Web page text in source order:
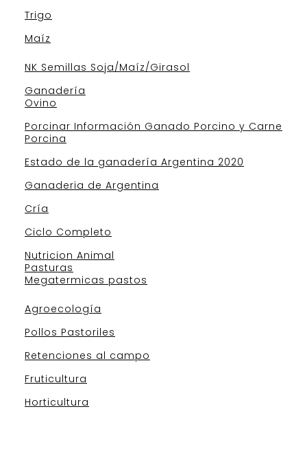
Trigo
Maíz
NK Semillas Soja/Maíz/Girasol
Ganadería
Ovino
Porcinar Información Ganado Porcino y Carne
Porcina
Estado de la ganadería Argentina 2020
Ganaderia de Argentina
Cría
Ciclo Completo
Nutricion Animal
Pasturas
Megatermicas pastos
Agroecología
Pollos Pastoriles
Retenciones al campo
Fruticultura
Horticultura